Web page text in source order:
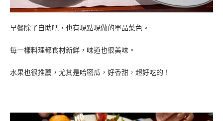
早餐除了自助吧，也有現點現做的單品菜色。
每一樣料理都食材新鮮，味道也很美味。
水果也很推薦，尤其是哈密瓜，好香甜，超好吃的！